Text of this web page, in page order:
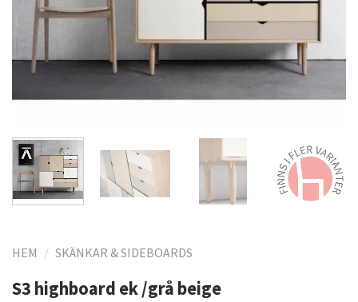
HEM / SKÄNKAR & SIDEBOARDS
S3 highboard ek /grå beige